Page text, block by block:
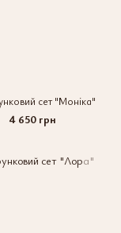
сет "Моніка"
4 650 грн